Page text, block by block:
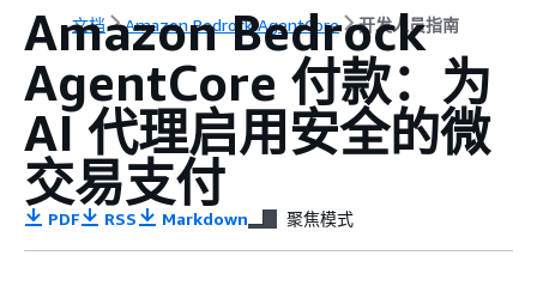
文档 Amazon Bedrock AgentCore 开发人员指南
Amazon Bedrock
AgentCore 付款：为
AI 代理启用安全的微
交易支付
PDF RSS Markdown 聚焦模式